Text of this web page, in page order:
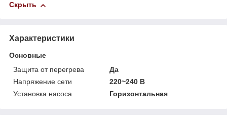
Скрыть
Характеристики
Основные
Защита от перегрева
Да
Напряжение сети
220~240 В
Установка насоса
Горизонтальная